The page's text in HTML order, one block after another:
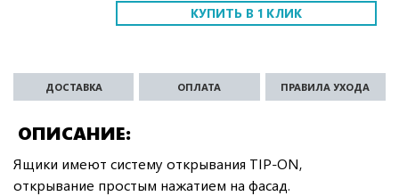
КУПИТЬ В 1 КЛИК
ОПИСАНИЕ
ДОСТАВКА ОПЛАТА ПРАВИЛА УХОДА
Ящики имеют систему открывания TIP-ON,
открывание простым нажатием на фасад.